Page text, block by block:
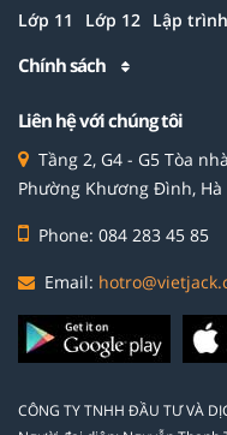
Lớp 11 Lớp 12 Lập trình
Chính sách
Liên hệ với chúng tôi
Tầng 2, G4 - G5 Tòa
Phường Khương Đình, Hà
Phone: 084 283 45 85
Email:
CÔNG TY TNHH ĐẦU TƯ VÀ